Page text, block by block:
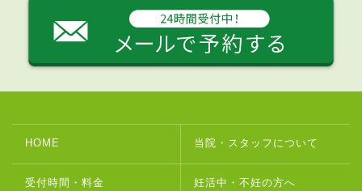
HOME 当院・スタッフについて
受付時間・料金 妊活中・不妊の方へ